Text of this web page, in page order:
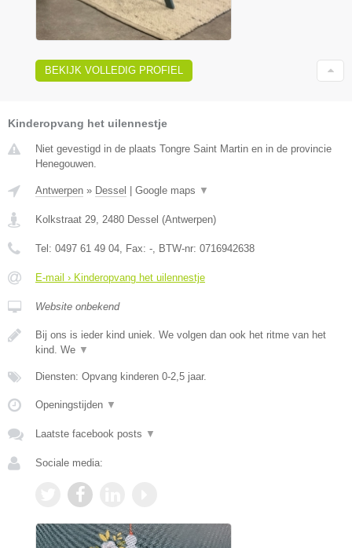
BEKIJK VOLLEDIG PROFIEL
Kinderopvang het uilennestje
Niet gevestigd in de plaats Tongre Saint Martin en in de provincie
Henegouwen.
Antwerpen » Dessel Google maps ▼
Kolkstraat 29, 2480 Dessel (Antwerpen)
Tel: 0497 61 49 04, Fax: -, BTW-nr: 0716942638
E-mail › Kinderopvang het uilennestje
Website onbekend
Bij ons is ieder kind uniek. We volgen dan ook het ritme van het
kind. We ▼
Diensten: Opvang kinderen 0-2,5 jaar.
Openingstijden ▼
Laatste facebook posts ▼
Sociale media: